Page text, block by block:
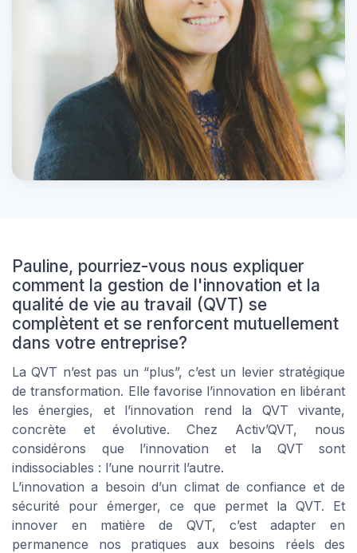
Pauline, pourriez-vous nous expliquer
comment la gestion de l'innovation et la
qualité de vie au travail (QVT) se
complètent et se renforcent mutuellement
dans votre entreprise?
La QVT n’est pas un “plus”, c’est un levier stratégique
de transformation. Elle favorise l’innovation en libérant
les énergies, et l’innovation rend la QVT vivante,
concrète et évolutive. Chez Activ’QVT, nous
considérons que l’innovation et la QVT sont
indissociables : l’une nourrit l’autre.
L’innovation a besoin d’un climat de confiance et de
sécurité pour émerger, ce que permet la QVT. Et
innover en matière de QVT, c’est adapter en
permanence nos pratiques aux besoins réels des